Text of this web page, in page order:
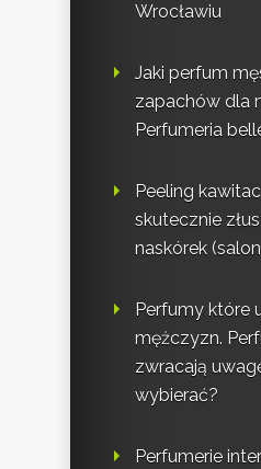
Wrocławiu
Jaki perfum
zapachów dla
Perfumeria
Peeling
skutecznie
naskórek
Perfumy które
mężczyzn.
zwracają
wybierać?
Perfumerie